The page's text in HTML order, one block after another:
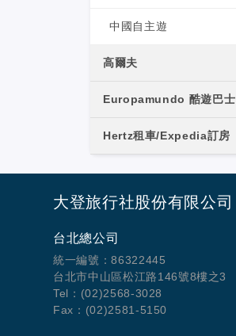
中國自主遊
高爾夫
Europamundo 酷遊巴士
Hertz租車/Expedia訂房
大登旅行社股份有限公司
台北總公司
統一編號：86322445
台北市中山區松江路146號8樓之3
Tel：(02)2568-3028
Fax：(02)2581-5150